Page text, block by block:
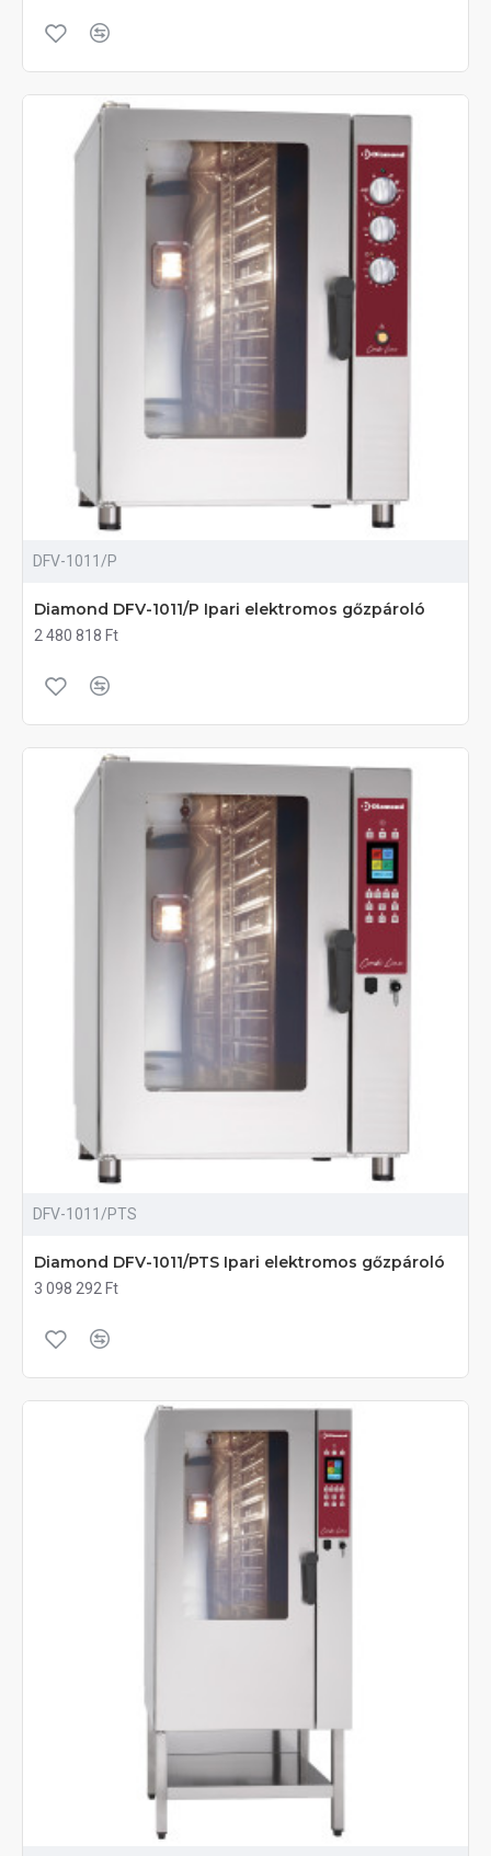
DFV-1011/P
Diamond DFV-1011/P Ipari elektromos gőzpároló
2 480 818 Ft
DFV-1011/PTS
Diamond DFV-1011/PTS Ipari elektromos gőzpároló
3 098 292 Ft